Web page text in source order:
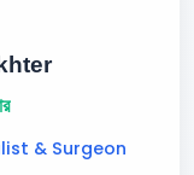
& Surgeon